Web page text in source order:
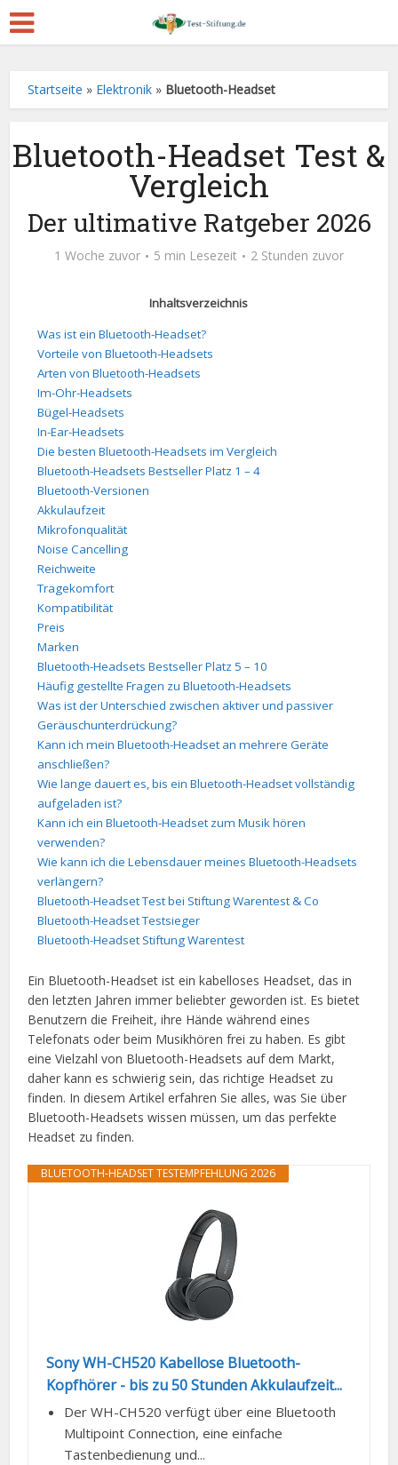
Startseite » Elektronik » Bluetooth-Headset
Bluetooth-Headset Test &
Vergleich
Der ultimative Ratgeber 2026
1 Woche zuvor 5 min Lesezeit 2 Stunden zuvor
Inhaltsverzeichnis
Was ist ein Bluetooth-Headset?
Vorteile von Bluetooth-Headsets
Arten von Bluetooth-Headsets
Im-Ohr-Headsets
Bügel-Headsets
In-Ear-Headsets
Die besten Bluetooth-Headsets im Vergleich
Bluetooth-Headsets Bestseller Platz 1 – 4
Bluetooth-Versionen
Akkulaufzeit
Mikrofonqualität
Noise Cancelling
Reichweite
Tragekomfort
Kompatibilität
Preis
Marken
Bluetooth-Headsets Bestseller Platz 5 – 10
Häufig gestellte Fragen zu Bluetooth-Headsets
Was ist der Unterschied zwischen aktiver und passiver
Geräuschunterdrückung?
Kann ich mein Bluetooth-Headset an mehrere Geräte
anschließen?
Wie lange dauert es, bis ein Bluetooth-Headset vollständig
aufgeladen ist?
Kann ich ein Bluetooth-Headset zum Musik hören
verwenden?
Wie kann ich die Lebensdauer meines Bluetooth-Headsets
verlängern?
Bluetooth-Headset Test bei Stiftung Warentest & Co
Bluetooth-Headset Testsieger
Bluetooth-Headset Stiftung Warentest
Ein Bluetooth-Headset ist ein kabelloses Headset, das in
den letzten Jahren immer beliebter geworden ist. Es bietet
Benutzern die Freiheit, ihre Hände während eines
Telefonats oder beim Musikhören frei zu haben. Es gibt
eine Vielzahl von Bluetooth-Headsets auf dem Markt,
daher kann es schwierig sein, das richtige Headset zu
finden. In diesem Artikel erfahren Sie alles, was Sie über
Bluetooth-Headsets wissen müssen, um das perfekte
Headset zu finden.
BLUETOOTH-HEADSET TESTEMPFEHLUNG 2026
Sony WH-CH520 Kabellose Bluetooth-
Kopfhörer - bis zu 50 Stunden Akkulaufzeit...
Der WH-CH520 verfügt über eine Bluetooth
Multipoint Connection, eine einfache
Tastenbedienung und...